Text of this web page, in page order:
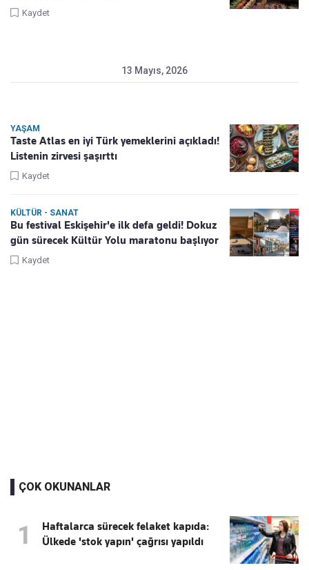
Kaydet
13 Mayıs, 2026
YAŞAM
Taste Atlas en iyi Türk yemeklerini açıkladı!
Listenin zirvesi şaşırttı
Kaydet
KÜLTÜR - SANAT
Bu festival Eskişehir'e ilk defa geldi! Dokuz
gün sürecek Kültür Yolu maratonu başlıyor
Kaydet
ÇOK OKUNANLAR
1
Haftalarca sürecek felaket kapıda:
Ülkede 'stok yapın' çağrısı yapıldı